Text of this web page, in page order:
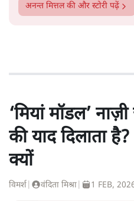
अनन्त मित्तलकी और स्टोरी पढ़ें
‘मियां मॉडल’
की याद दिलाता
क्यों
विमर्श वंदिता मिश्रा 1 FEB,